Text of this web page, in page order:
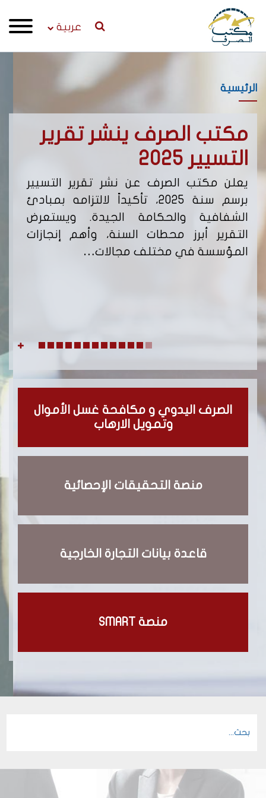
عربية
الرئيسية
مكتب الصرف ينشر تقرير
التسيير 2025
يعلن مكتب الصرف عن نشر تقرير التسيير
برسم سنة 2025، تأكيداً لالتزامه بمبادئ
الشفافية والحكامة الجيدة. ويستعرض
التقرير أبرز محطات السنة، وأهم إنجازات
المؤسسة في مختلف مجالات…
الصرف اليدوي و مكافحة غسل الأموال
وتمويل الارهاب
منصة التحقيقات الإحصائية
قاعدة بيانات التجارة الخارجية
منصة SMART